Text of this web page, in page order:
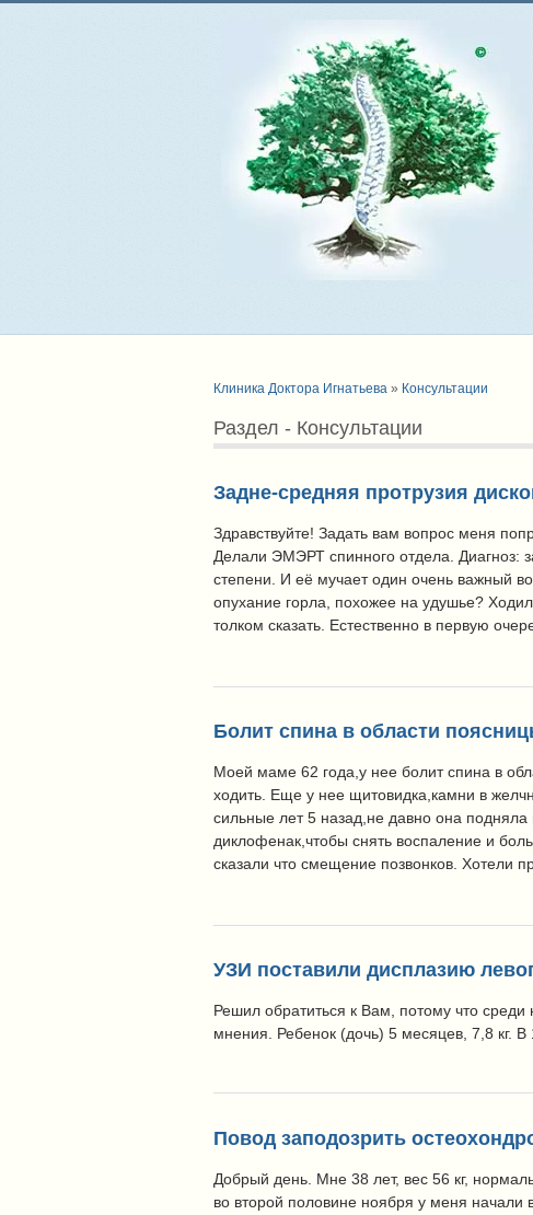
Клиника Доктора Игнатьева » Консультации
Раздел - Консультации
Задне-средняя протрузия
Здравствуйте! Задать вам вопрос меня
Делали ЭМЭРТ спинного отдела. Диагноз:
степени. И её мучает один очень важный
опухание горла, похожее на удушье?
толком сказать. Естественно в первую
Болит спина в области
Моей маме 62 года,у нее болит спина в
ходить. Еще у нее щитовидка,камни в
сильные лет 5 назад,не давно она подняла
диклофенак,чтобы снять воспаление и
сказали что смещение позвонков. Хотели
УЗИ поставили дисплазию
Решил обратиться к Вам, потому что среди
мнения. Ребенок (дочь) 5 месяцев, 7,8 кг.
Повод заподозрить
Добрый день. Мне 38 лет, вес 56 кг,
во второй половине ноября у меня начали